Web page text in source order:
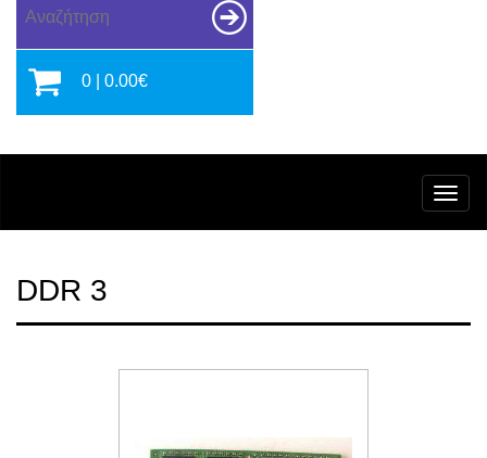
0 | 0.00€
DDR 3